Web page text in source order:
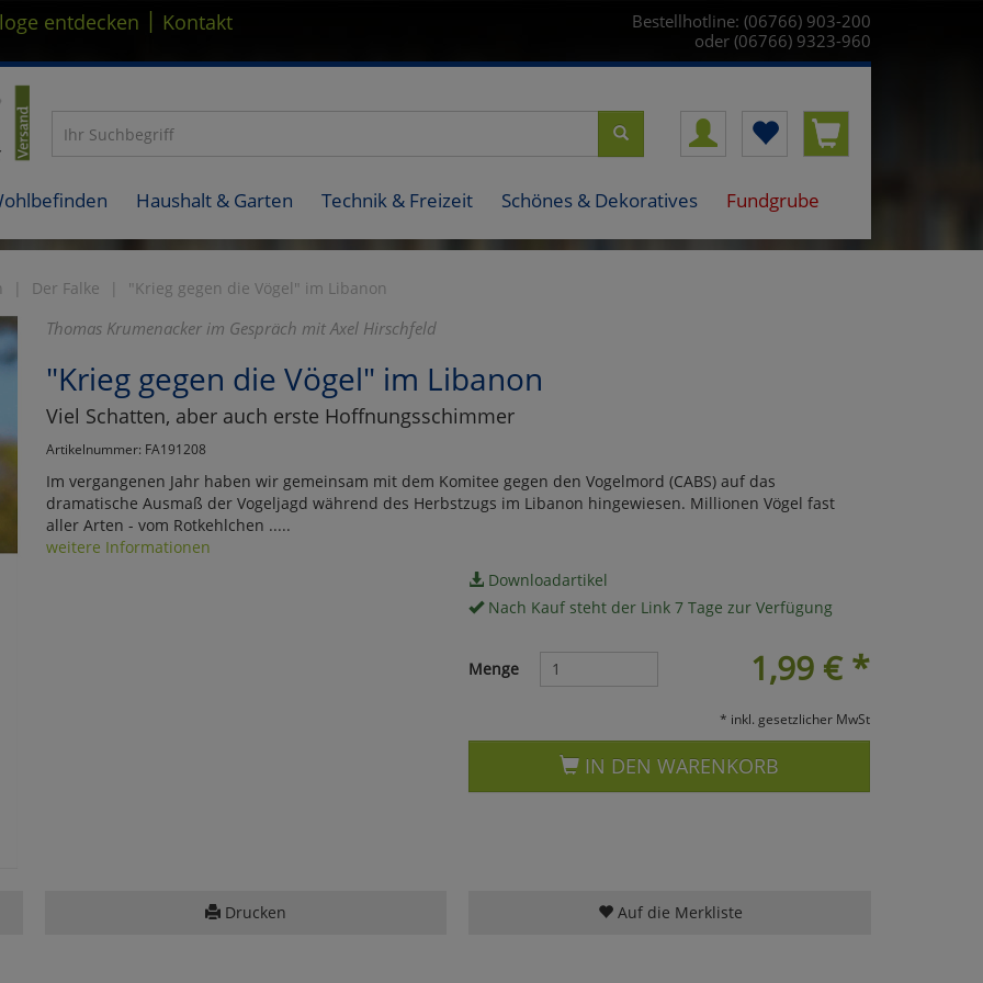
entdecken | Kontakt
Bestellhotline: (06766) 903-200
oder (06766) 9323-960
Haushalt & Garten Technik & Freizeit Schönes & Dekoratives Fundgrube
Der Falke "Krieg gegen die Vögel" im Libanon
Thomas Krumenacker im Gespräch mit Axel Hirschfeld
"Krieg gegen die Vögel" im Libanon
Viel Schatten, aber auch erste Hoffnungsschimmer
Artikelnummer: FA191208
Im vergangenen Jahr haben wir gemeinsam mit dem Komitee gegen den Vogelmord (CABS) auf das
dramatische Ausmaß der Vogeljagd während des Herbstzugs im Libanon hingewiesen. Millionen Vögel fast
aller Arten - vom Rotkehlchen .....
weitere Informationen
Downloadartikel
Nach Kauf steht der Link 7 Tage zur Verfügung
1,99 €*
Menge
* inkl. gesetzlicher MwSt
IN DEN WARENKORB
Drucken Auf die Merkliste